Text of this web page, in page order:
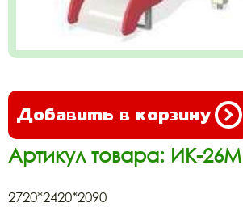
Добавить в корзину
Артикул товара: ИК-26М
2720*2420*2090